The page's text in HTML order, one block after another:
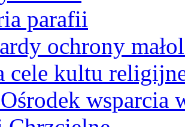
parafii
ochrony
cele kultu
wsparcia